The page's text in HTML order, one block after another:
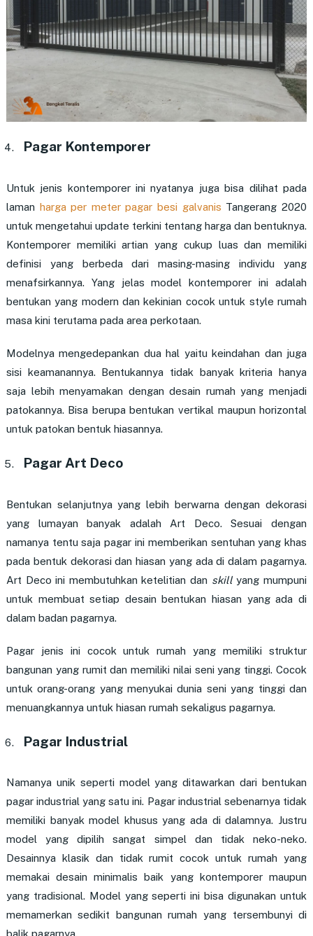
Pagar Kontemporer
Untuk jenis kontemporer ini nyatanya juga bisa dilihat pada
laman harga per meter pagar besi galvanis Tangerang 2020
untuk mengetahui update terkini tentang harga dan bentuknya.
Kontemporer memiliki artian yang cukup luas dan memiliki
definisi yang berbeda dari masing-masing individu yang
menafsirkannya. Yang jelas model kontemporer ini adalah
bentukan yang modern dan kekinian cocok untuk style rumah
masa kini terutama pada area perkotaan.
Modelnya mengedepankan dua hal yaitu keindahan dan juga
sisi keamanannya. Bentukannya tidak banyak kriteria hanya
saja lebih menyamakan dengan desain rumah yang menjadi
patokannya. Bisa berupa bentukan vertikal maupun horizontal
untuk patokan bentuk hiasannya.
Pagar Art Deco
Bentukan selanjutnya yang lebih berwarna dengan dekorasi
yang lumayan banyak adalah Art Deco. Sesuai dengan
namanya tentu saja pagar ini memberikan sentuhan yang khas
pada bentuk dekorasi dan hiasan yang ada di dalam pagarnya.
Art Deco ini membutuhkan ketelitian dan skillyang mumpuni
untuk membuat setiap desain bentukan hiasan yang ada di
dalam badan pagarnya.
Pagar jenis ini cocok untuk rumah yang memiliki struktur
bangunan yang rumit dan memiliki nilai seni yang tinggi. Cocok
untuk orang-orang yang menyukai dunia seni yang tinggi dan
menuangkannya untuk hiasan rumah sekaligus pagarnya.
Pagar Industrial
Namanya unik seperti model yang ditawarkan dari bentukan
pagar industrial yang satu ini. Pagar industrial sebenarnya tidak
memiliki banyak model khusus yang ada di dalamnya. Justru
model yang dipilih sangat simpel dan tidak neko-neko.
Desainnya klasik dan tidak rumit cocok untuk rumah yang
memakai desain minimalis baik yang kontemporer maupun
yang tradisional. Model yang seperti ini bisa digunakan untuk
memamerkan sedikit bangunan rumah yang tersembunyi di